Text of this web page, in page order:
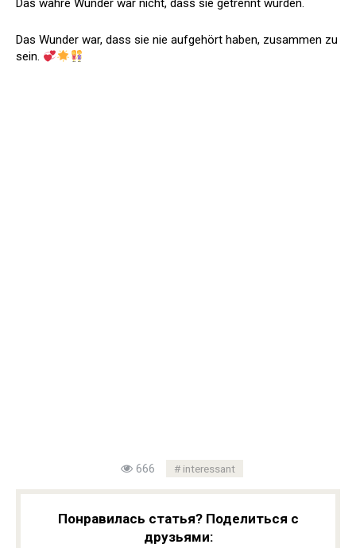
Das wahre Wunder war nicht, dass sie getrennt wurden.
Das Wunder war, dass sie nie aufgehört haben, zusammen zu
sein.
666 interessant
Понравилась статья? Поделиться с
друзьями: